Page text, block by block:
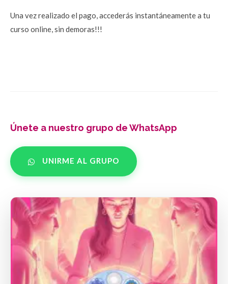
Una vez realizado el pago, accederás instantáneamente a tu
curso online, sin demoras!!!
Únete a nuestro grupo de WhatsApp
UNIRME AL GRUPO